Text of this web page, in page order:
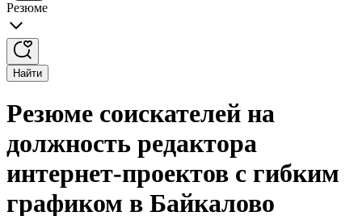
Резюме
Найти
Резюме соискателей на
должность редактора
интернет-проектов с гибким
графиком в Байкалово